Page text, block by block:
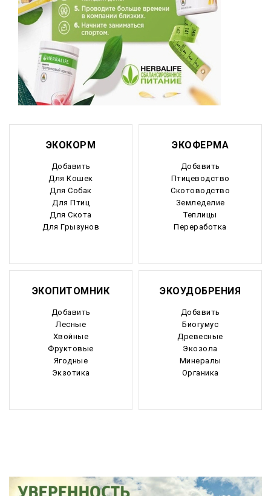
ЭКОКОРМ
Добавить
Для Кошек
Для Собак
Для Птиц
Для Скота
Для Грызунов
ЭКОФЕРМА
Добавить
Птицеводство
Скотоводство
Земледелие
Теплицы
Переработка
ЭКОПИТОМНИК
Добавить
Лесные
Хвойные
Фруктовые
Ягодные
Экзотика
ЭКОУДОБРЕНИЯ
Добавить
Биогумус
Древесные
Экозола
Минералы
Органика